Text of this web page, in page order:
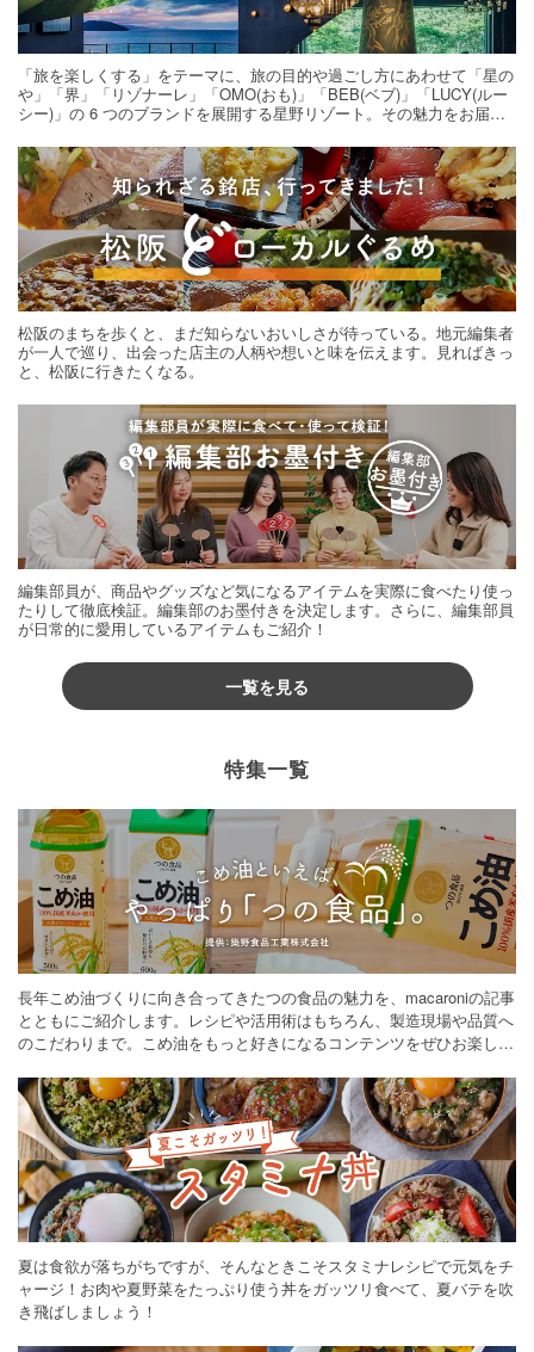
「旅を楽しくする」をテーマに、旅の目的や過ごし方にあわせて「星の
や」「界」「リゾナーレ」「OMO(おも)」「BEB(ベブ)」「LUCY(ルー
シー)」の 6 つのブランドを展開する星野リゾート。その魅力をお届け
松阪のまちを歩くと、まだ知らないおいしさが待っている。地元編集者
が一人で巡り、出会った店主の人柄や想いと味を伝えます。見ればきっ
と、松阪に行きたくなる。
編集部員が、商品やグッズなど気になるアイテムを実際に食べたり使っ
たりして徹底検証。編集部のお墨付きを決定します。さらに、編集部員
が日常的に愛用しているアイテムもご紹介！
一覧を見る
特集一覧
長年こめ油づくりに向き合ってきたつの食品の魅力を、macaroniの記事
とともにご紹介します。レシピや活用術はもちろん、製造現場や品質へ
のこだわりまで。こめ油をもっと好きになるコンテンツをぜひお楽しみ
夏は食欲が落ちがちですが、そんなときこそスタミナレシピで元気をチ
ャージ！お肉や夏野菜をたっぷり使う丼をガッツリ食べて、夏バテを吹
き飛ばしましょう！